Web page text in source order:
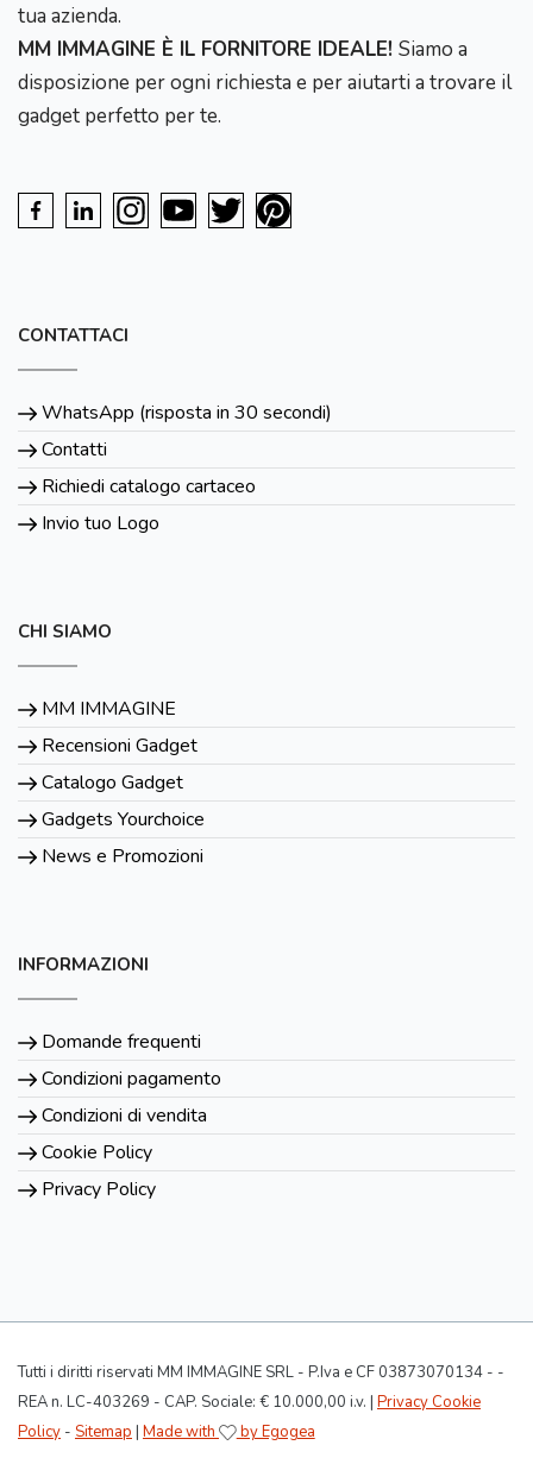
tua azienda.
MM IMMAGINE È IL FORNITORE IDEALE! Siamo a
disposizione per ogni richiesta e per aiutarti a trovare il
gadget perfetto per te.
CONTATTACI
WhatsApp (risposta in 30 secondi)
Contatti
Richiedi catalogo cartaceo
Invio tuo Logo
CHI SIAMO
MM IMMAGINE
Recensioni Gadget
Catalogo Gadget
Gadgets Yourchoice
News e Promozioni
INFORMAZIONI
Domande frequenti
Condizioni pagamento
Condizioni di vendita
Cookie Policy
Privacy Policy
Tutti i diritti riservati MM IMMAGINE SRL - P.Iva e CF 03873070134 - -
REA n. LC-403269 - CAP. Sociale: € 10.000,00 i.v. | Privacy Cookie
Policy - Sitemap | Made with by Egogea